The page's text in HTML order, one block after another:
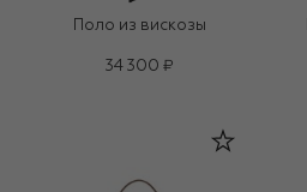
Поло из вискозы
34 300 ₽